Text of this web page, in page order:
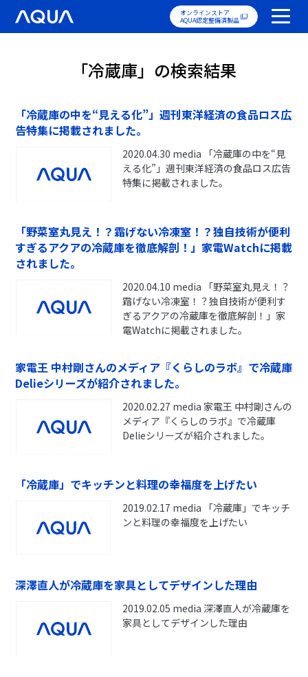
オンラインストア
AQUA認定整備済製品
「冷蔵庫」の検索結果
「冷蔵庫の中を“見える化”」週刊東洋経済の食品ロス広
告特集に掲載されました。
2020.04.30 media 「冷蔵庫の中を“見
える化”」週刊東洋経済の食品ロス広告
特集に掲載されました。
「野菜室丸見え！？霜げない冷凍室！？独自技術が便利
すぎるアクアの冷蔵庫を徹底解剖！」家電Watchに掲載
されました。
2020.04.10 media 「野菜室丸見え！？
霜げない冷凍室！？独自技術が便利す
ぎるアクアの冷蔵庫を徹底解剖！」家
電Watchに掲載されました。
家電王 中村剛さんのメディア『くらしのラボ』で冷蔵庫
Delieシリーズが紹介されました。
2020.02.27 media 家電王 中村剛さんの
メディア『くらしのラボ』で冷蔵庫
Delieシリーズが紹介されました。
「冷蔵庫」でキッチンと料理の幸福度を上げたい
2019.02.17 media 「冷蔵庫」でキッチ
ンと料理の幸福度を上げたい
深澤直人が冷蔵庫を家具としてデザインした理由
2019.02.05 media 深澤直人が冷蔵庫を
家具としてデザインした理由